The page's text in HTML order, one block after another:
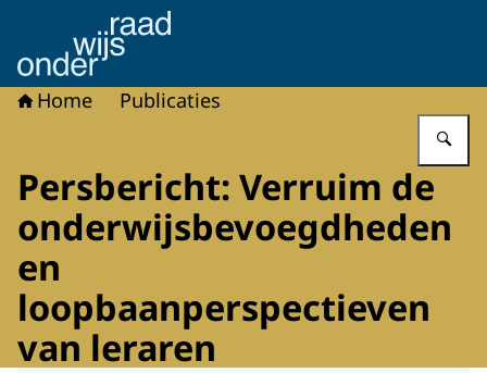
Naar de homepage van Onderwijsraad
Home Publicaties
Persbericht: Verruim de
onderwijsbevoegdheden
en
loopbaanperspectieven
van leraren